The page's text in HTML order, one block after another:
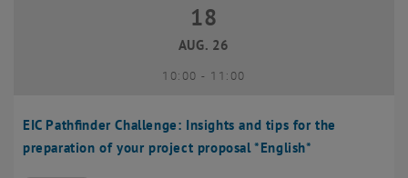
EIC Pathfinder Challenge: Insights and tips for the
preparation of your project proposal *English*
18 August 2026
18
AUG. 26
10:00- bis
11:00